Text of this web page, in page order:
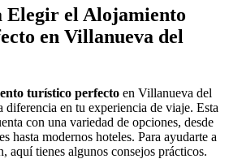
Elegir el Alojamiento
en Villanueva del
turístico perfecto en Villanueva del
diferencia en tu experiencia de viaje. Esta
con una variedad de opciones, desde
hasta modernos hoteles. Para ayudarte a
aquí tienes algunos consejos prácticos.